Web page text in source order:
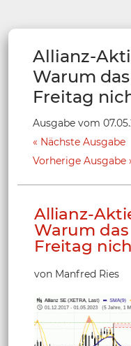
Allianz-
Warum
Freitag
Ausgabe vom
Nächste Ausgabe
Vorherige Ausgabe
Allianz-
Warum
Freitag
von Manfred Ries